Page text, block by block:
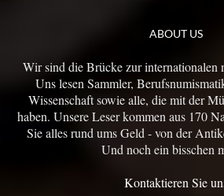
ABOUT US
Wir sind die Brücke zur internationalen
Uns lesen Sammler,
Wissenschaft sowie alle, die mit der
haben. Unsere Leser kommen aus 170
Sie alles rund ums Geld - von der
Und noch ein bisschen
Kontaktieren Sie